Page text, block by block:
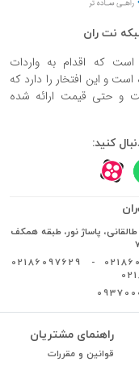
نت ران
که اقدام به واردات
و این افتخار را دارد که
و حتی قیمت ارائه شده
کنید:
پاساژ نور، طبقه همکف
02186097629
راهنمای مشتریان
قوانین و مقررات